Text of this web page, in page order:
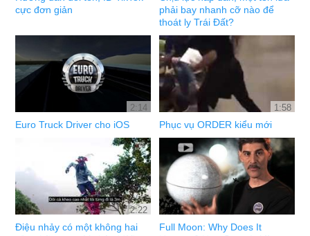
cực đơn giản
phải bay nhanh cỡ nào để
thoát ly Trái Đất?
2:14
Euro Truck Driver cho iOS
1:58
Phục vụ ORDER kiểu mới
2:22
Điệu nhảy có một không hai
Full Moon: Why Does It